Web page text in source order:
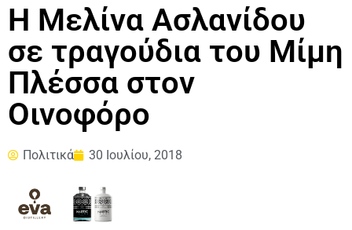
Η Μελίνα Ασλανίδου
σε τραγούδια του Μίμη
Πλέσσα στον
Οινοφόρο
Πολιτικά 30 Ιουλίου, 2018